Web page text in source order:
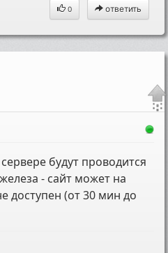
0 ответить
будут проводится
- сайт может на
доступен (от 30 мин до